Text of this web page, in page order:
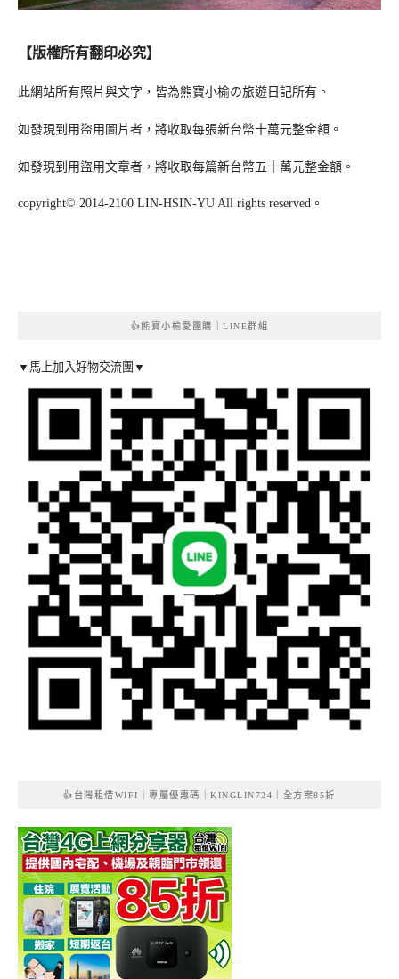
【版權所有翻印必究】
此網站所有照片與文字，皆為熊寶小榆の旅遊日記所有。
如發現到用盜用圖片者，將收取每張新台幣十萬元整金額。
如發現到用盜用文章者，將收取每篇新台幣五十萬元整金額。
copyright© 2014-2100 LIN-HSIN-YU All rights reserved。
👍熊寶小榆愛團購｜LINE群組
▼馬上加入好物交流團▼
👍台灣租借WIFI｜專屬優惠碼｜KINGLIN724｜全方案85折